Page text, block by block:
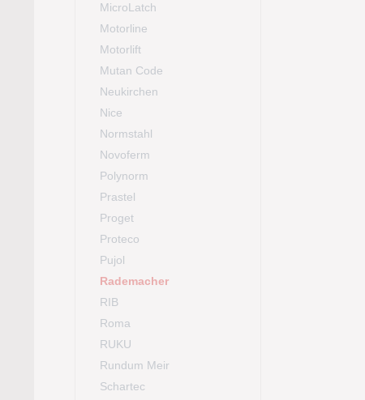
MicroLatch
Motorline
Motorlift
Mutan Code
Neukirchen
Nice
Normstahl
Novoferm
Polynorm
Prastel
Proget
Proteco
Pujol
Rademacher
RIB
Roma
RUKU
Rundum Meir
Schartec